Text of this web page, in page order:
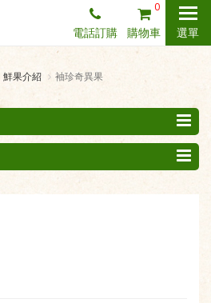
選單
電話訂購
0
購物車
鮮果介紹 袖珍奇異果